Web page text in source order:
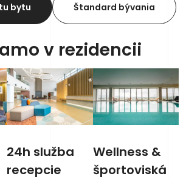
bytu Štandard bývania
v rezidencii
24h služba
recepcie
Wellness &
športoviská